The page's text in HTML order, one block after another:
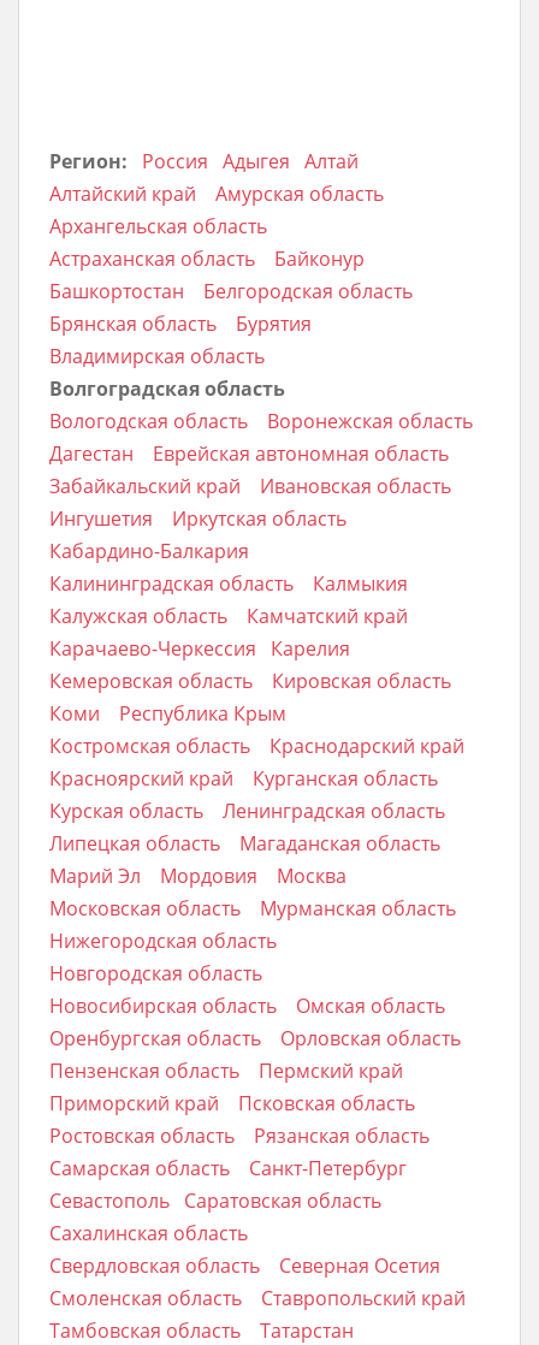
Регион: Россия Адыгея Алтай
Алтайский край
Амурская область
Архангельская область
Астраханская область
Байконур
Башкортостан
Белгородская область
Брянская область
Бурятия
Владимирская область
Волгоградская область
Вологодская область
Воронежская область
Дагестан
Еврейская автономная область
Забайкальский край
Ивановская область
Ингушетия
Иркутская область
Кабардино-Балкария
Калининградская область
Калмыкия
Калужская область
Камчатский край
Карачаево-Черкессия
Карелия
Кемеровская область
Кировская область
Коми
Республика Крым
Костромская область
Краснодарский край
Красноярский край
Курганская область
Курская область
Ленинградская область
Липецкая область
Магаданская область
Марий Эл
Мордовия
Москва
Московская область
Мурманская область
Нижегородская область
Новгородская область
Новосибирская область
Омская область
Оренбургская область
Орловская область
Пензенская область
Пермский край
Приморский край
Псковская область
Ростовская область
Рязанская область
Самарская область
Санкт-Петербург
Севастополь Саратовская область
Сахалинская область
Свердловская область
Северная Осетия
Смоленская область
Ставропольский край
Тамбовская область
Татарстан